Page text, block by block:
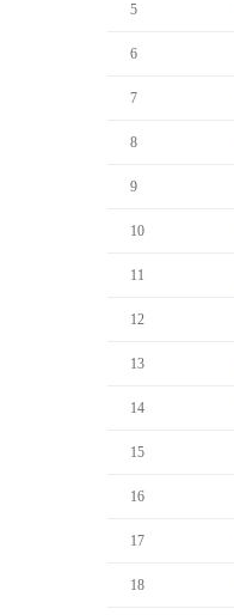
5
6
7
8
9
10
11
12
13
14
15
16
17
18